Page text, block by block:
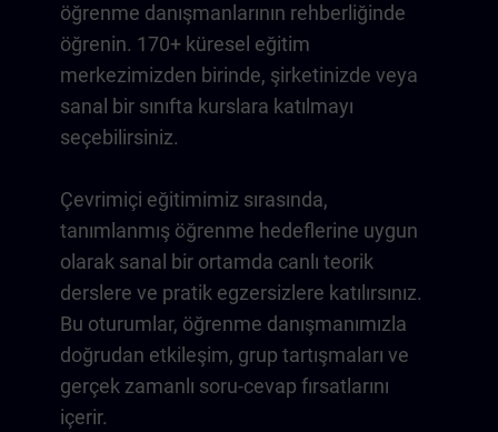
öğrenme danışmanlarının rehberliğinde
öğrenin. 170+ küresel eğitim
merkezimizden birinde, şirketinizde veya
sanal bir sınıfta kurslara katılmayı
seçebilirsiniz.
Çevrimiçi eğitimimiz sırasında,
tanımlanmış öğrenme hedeflerine uygun
olarak sanal bir ortamda canlı teorik
derslere ve pratik egzersizlere katılırsınız.
Bu oturumlar, öğrenme danışmanımızla
doğrudan etkileşim, grup tartışmaları ve
gerçek zamanlı soru-cevap fırsatlarını
içerir.